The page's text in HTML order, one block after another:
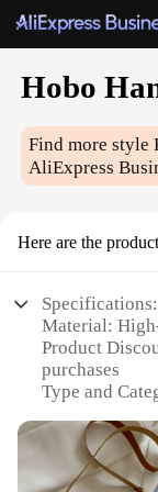
Hobo
Find more style
AliExpress
Here are the
Specifications:
Material:
Product
purchases
Type and
Design and
spacious
Usage and